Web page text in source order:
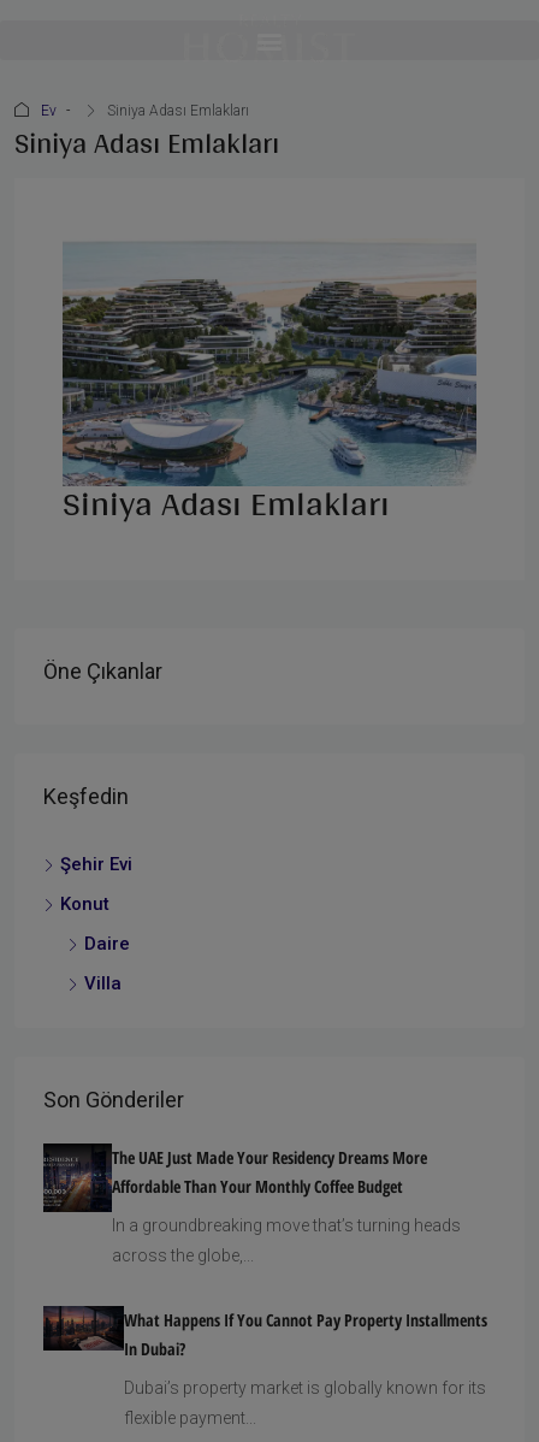
Ev Siniya Adası Emlakları
Siniya Adası Emlakları
Siniya Adası Emlakları
Öne Çıkanlar
Keşfedin
Şehir Evi
Konut
Daire
Villa
Son Gönderiler
The UAE Just Made Your Residency Dreams More
Affordable Than Your Monthly Coffee Budget
In a groundbreaking move that’s turning heads
across the globe,...
What Happens If You Cannot Pay Property Installments
In Dubai?
Dubai’s property market is globally known for its
flexible payment...